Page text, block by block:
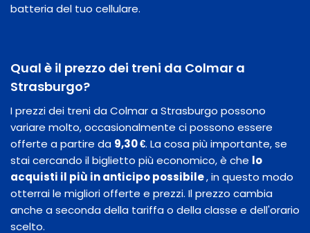
batteria del tuo cellulare.
Qual è il prezzo dei treni da Colmar a
Strasburgo?
I prezzi dei treni da Colmar a Strasburgo possono
variare molto, occasionalmente ci possono essere
offerte a partire da 9,30 €. La cosa più importante, se
stai cercando il biglietto più economico, è che lo
acquisti il ​​più in anticipo possibile, in questo modo
otterrai le migliori offerte e prezzi. Il prezzo cambia
anche a seconda della tariffa o della classe e dell'orario
scelto.